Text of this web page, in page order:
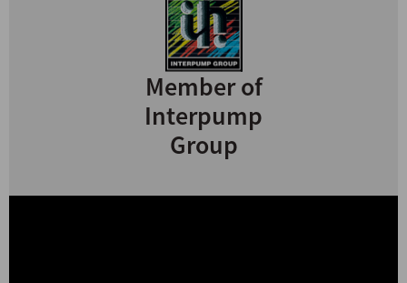
Member of
Interpump
Group